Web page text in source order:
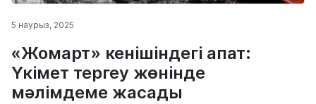
5 наурыз, 2025
«Жомарт» кенішіндегі апат:
Үкімет тергеу жөнінде
мәлімдеме жасады